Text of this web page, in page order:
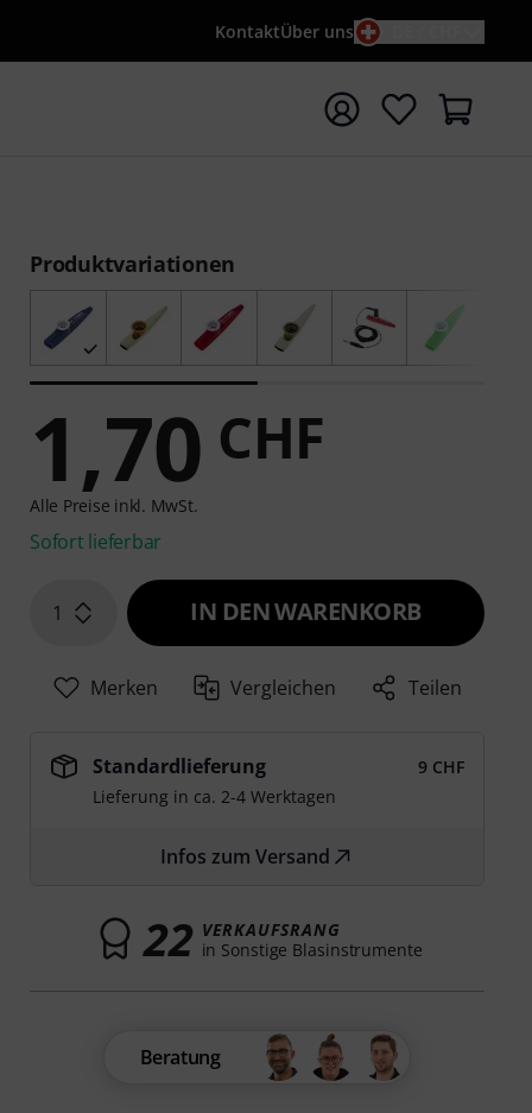
KontaktÜber uns
mit Suchwort {searchTerm} starten
Produktvariationen
1,70 CHF
Alle Preise inkl. MwSt.
Sofort lieferbar
1 IN DEN WARENKORB
Merken Vergleichen Teilen
Standardlieferung
9 CHF
Lieferung in ca. 2-4 Werktagen
Infos zum Versand
22 VERKAUFSRANG
in Sonstige Blasinstrumente
Beratung